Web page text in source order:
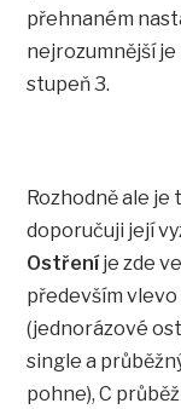
přehnaném
nejrozumnější
stupeň 3.
Rozhodně ale
doporučuji její
Ostřeníje zde
především vlevo
(jednorázové
single a
pohne), C